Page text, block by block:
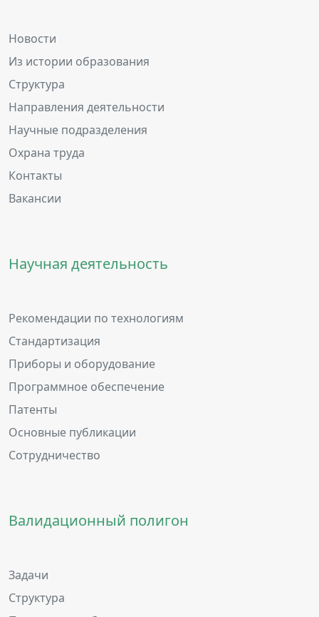
Новости
Из истории образования
Структура
Направления деятельности
Научные подразделения
Охрана труда
Контакты
Вакансии
Научная деятельность
Рекомендации по технологиям
Стандартизация
Приборы и оборудование
Программное обеспечение
Патенты
Основные публикации
Сотрудничество
Валидационный полигон
Задачи
Структура